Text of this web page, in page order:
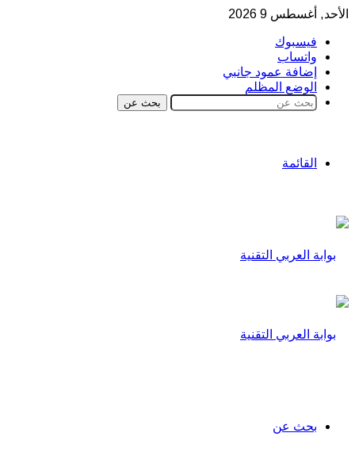
الأحد, أغسطس 9 2026
فيسبوك
واتساب
إضافة عمود جانبي
الوضع المظلم
بحث عن
القائمة
بحث عن